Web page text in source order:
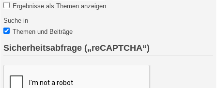
Ergebnisse als Themen anzeigen
Suche in
Themen und Beiträge
Sicherheitsabfrage („reCAPTCHA“)